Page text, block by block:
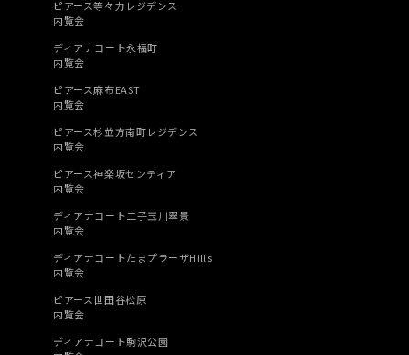
ピアース等々力レジデンス
内覧会
ディアナコート永福町
内覧会
ピアース麻布EAST
内覧会
ピアース杉並方南町レジデンス
内覧会
ピアース神楽坂センティア
内覧会
ディアナコート二子玉川翠景
内覧会
ディアナコートたまプラーザHills
内覧会
ピアース世田谷松原
内覧会
ディアナコート駒沢公園